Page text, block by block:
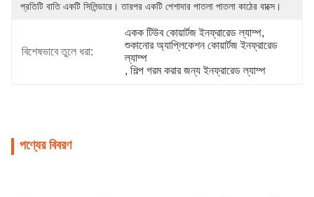
প্রতিটি বাতি একটি সিলিন্ডারে। তারপর একটি পেশাদার পাতলা পাতলা কাঠের বাক্সে।
বিশেষভাবে তুলে ধরা:
একক টিউব কোয়ার্টজ ইনফ্রারেড ল্যাম্প,
শুকানোর অ্যাপ্লিকেশন কোয়ার্টজ ইনফ্রারেড
ল্যাম্প
, শিল্প গরম করার জন্য ইনফ্রারেড ল্যাম্প
পণ্যের বিবরণ